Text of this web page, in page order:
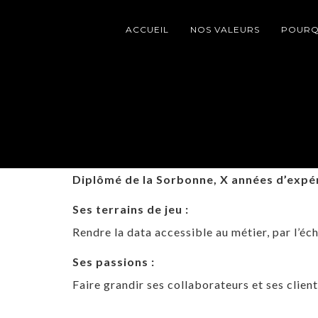
ACCUEIL NOS VALEURS
Diplômé de la Sorbonne, X années
Ses terrains de jeu :
Rendre la data accessible au métier, par
Ses passions :
Faire grandir ses collaborateurs et ses